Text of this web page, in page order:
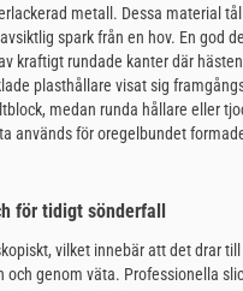
metall. Dessa material
spark från en hov. En god
kraftigt rundade kanter där
plasthållare visat sig
medan runda hållare eller
används för oregelbundet
för tidigt sönderfall
vilket innebär att det drar
och genom väta. Professionella